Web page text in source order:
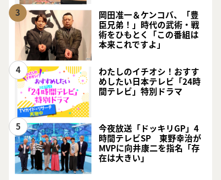
3
岡田准一＆ケンコバ、「豊
臣兄弟！」時代の武術・戦
術をひもとく「この番組は
本来これですよ」
4
わたしのイチオシ！おすす
めしたい日本テレビ「24時
間テレビ」特別ドラマ
5
今夜放送「ドッキリGP」4
時間テレビSP 東野幸治が
MVPに向井康二を指名「存
在は大きい」